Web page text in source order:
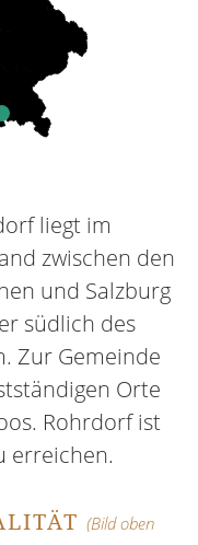
liegt im
zwischen den
und Salzburg
südlich des
Zur Gemeinde
Orte
Rohrdorf ist
erreichen.
(Bild oben